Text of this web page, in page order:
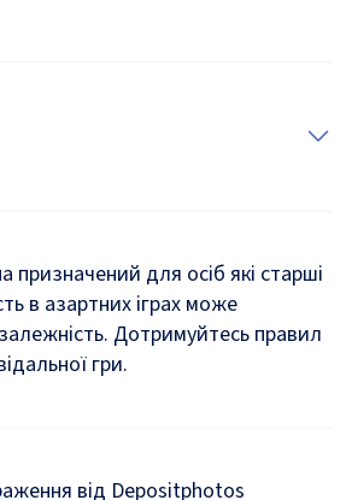
призначений для осіб які старші
в азартних іграх може
Дотримуйтесь правил
гри.
від Depositphotos